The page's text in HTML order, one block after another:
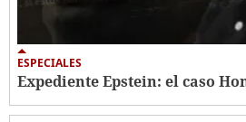
ESPECIALES
Expediente Epstein: el caso